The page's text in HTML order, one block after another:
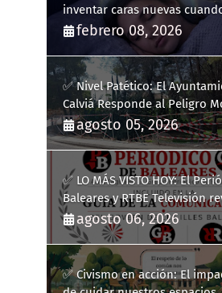
inventar caras nuevas
sueñas?
febrero 08, 2026
✅ Nivel Patético: El
Calviá Responde al Peligro
con "Plastiquitos"
agosto 05, 2026
✅ LO MÁS VISTO HOY: El
Baleares y RTBE Televisión
más de cinco años en la Guía
Comunicación del Govern de
Balears
agosto 06, 2026
✅ Civismo en acción: El